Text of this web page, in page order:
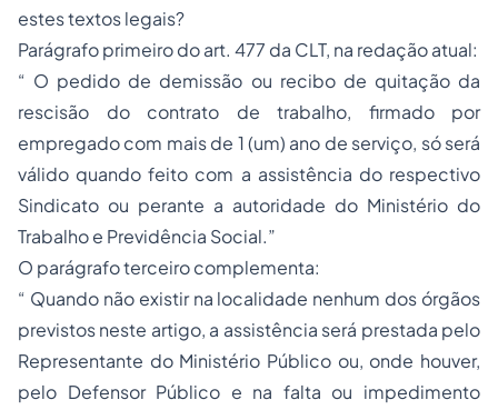
estes textos legais?
Parágrafo primeiro do art. 477 da CLT, na redação atual:
“ O pedido de demissão ou recibo de quitação da
rescisão do contrato de trabalho, firmado por
empregadocom mais de 1 (um) ano de serviço, só será
válido quando feito com a assistência do respectivo
Sindicato ou perante a autoridade do Ministério do
Trabalho e Previdência Social.”
O parágrafo terceiro complementa:
“ Quando não existir na localidade nenhum dos órgãos
previstos neste artigo, a assistência será prestada pelo
Representante do Ministério Público ou, onde houver,
pelo Defensor Público e na falta ou impedimento